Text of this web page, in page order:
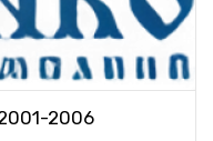
2001-2006